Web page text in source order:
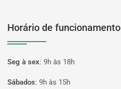
Horário de funcionamento
Seg à sex: 9h às 18h
Sábados: 9h às 15h